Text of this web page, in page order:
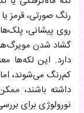
رنگ صورتی، قرمز
روی پیشانی،
گشاد شدن
دارد. این لکه‌ها
کم‌رنگ می‌شوند،
داشته باشند،
نورولوژی برای